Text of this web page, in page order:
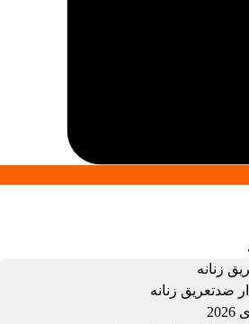
زنانه
ضدتعریق زنانه